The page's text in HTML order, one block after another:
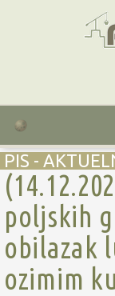
PIS -
poljskih
obilazak
ozimim